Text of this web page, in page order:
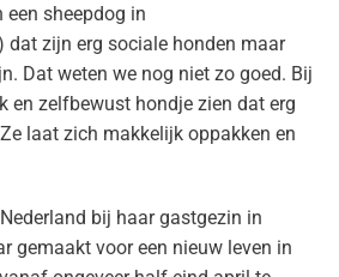
een sheepdog in
dat zijn erg sociale honden maar
Dat weten we nog niet zo goed. Bij
en zelfbewust hondje zien dat erg
laat zich makkelijk oppakken en
bij haar gastgezin in
gemaakt voor een nieuw leven in